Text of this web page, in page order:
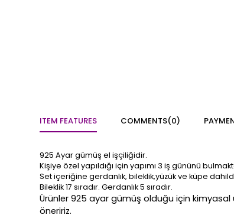
ITEM FEATURES COMMENTS(0)
925 Ayar gümüş el işçiliğidir.
Kişiye özel yapıldığı için yapımı 3 iş gününü
Set içeriğine gerdanlık, bileklik,yüzük ve küpe
Bileklik 17 sıradır. Gerdanlık 5 sıradır.
Ürünler 925 ayar gümüş olduğu için
öneririz.